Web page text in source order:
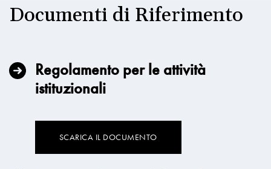
Documenti di Riferimento
Regolamento per le attività
istituzionali
SCARICA IL DOCUMENTO